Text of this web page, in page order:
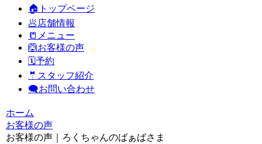
🏠トップページ
🥟店舗情報
📒メニュー
🙆お客様の声
🗓️予約
🤵スタッフ紹介
🗨️お問い合わせ
ホーム
お客様の声
お客様の声｜ろくちゃんのばぁばさま